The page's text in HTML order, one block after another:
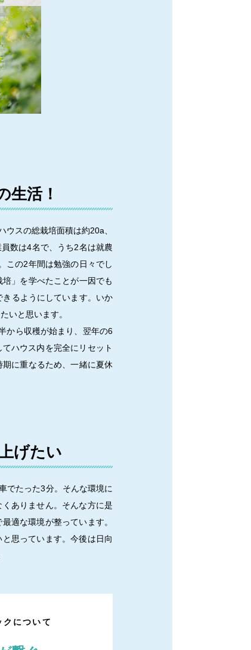
生活！
ウスの総栽培面積は約20a、
数は4名で、うち2名は就農
この2年間は勉強の日々でし
」を学べたことが一因でも
るようにしています。いか
いと思います。
から収穫が始まり、翌年の6
ハウス内を完全にリセット
に重なるため、一緒に夏休
げたい
でたった3分。そんな環境に
ありません。そんな方に是
適な環境が整っています。
思っています。今後は日向
クについて